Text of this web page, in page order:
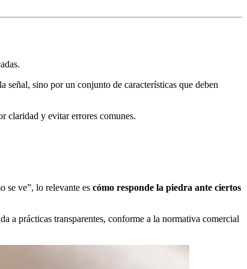
señal, sino por un conjunto de características que deben
claridad y evitar errores comunes.
se ve”, lo relevante es cómo responde la piedra ante ciertos
a prácticas transparentes, conforme a la normativa comercial